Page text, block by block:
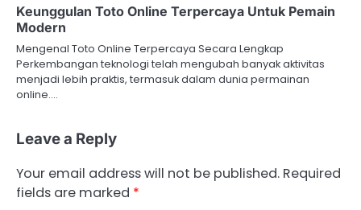
o
n
Keunggulan Toto Online Terpercaya Untuk Pemain
Modern
Mengenal Toto Online Terpercaya Secara Lengkap
Perkembangan teknologi telah mengubah banyak aktivitas
menjadi lebih praktis, termasuk dalam dunia permainan
online.…
Leave a Reply
Your email address will not be published. Required
fields are marked *